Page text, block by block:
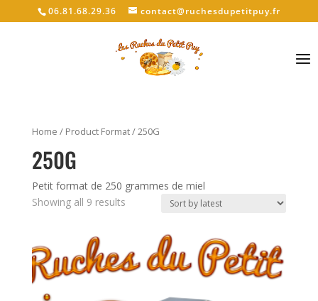
06.81.68.29.36 contact@ruchesdupetitpuy.fr
Home / Product Format / 250G
250G
Petit format de 250 grammes de miel
Showing all 9 results